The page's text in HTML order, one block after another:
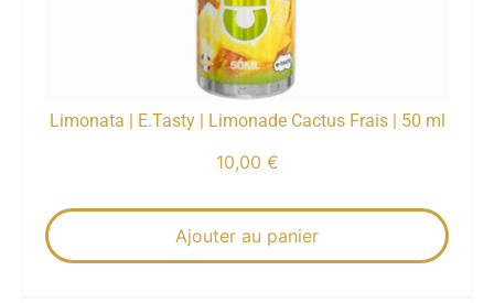
Limonata | E.Tasty | Limonade Cactus Frais | 50 ml
10,00 €
Ajouter au panier